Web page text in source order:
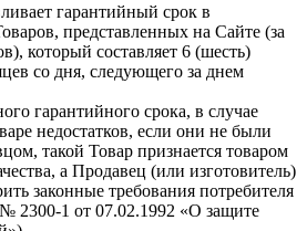
гарантийный срок в
представленных на Сайте (за
который составляет 6 (шесть)
со дня, следующего за днем
гарантийного срока, в случае
недостатков, если они не были
такой Товар признается товаром
а Продавец (или изготовитель)
законные требования потребителя
2300-1 от 07.02.1992 «О защите